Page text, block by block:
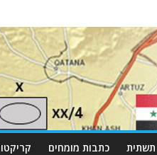
תשתית כתבות מומחים